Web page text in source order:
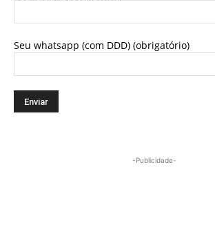
Seu whatsapp (com DDD) (obrigatório)
-Publicidade-